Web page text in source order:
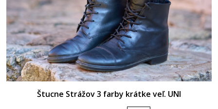
Štucne Strážov 3 farby krátke veľ. UNI